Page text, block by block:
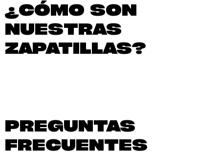
¿CÓMO SON
NUESTRAS
ZAPATILLAS?
PREGUNTAS
FRECUENTES